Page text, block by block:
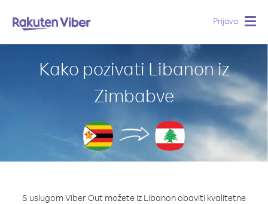
Prijava
Kako pozivati Libanon iz
Zimbabve
S uslugom Viber Out možete iz Libanon obaviti kvalitetne